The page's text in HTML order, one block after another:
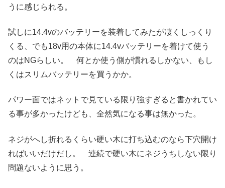
うに感じられる。
試しに14.4vのバッテリーを装着してみたが凄くしっくり
くる、でも18v用の本体に14.4vバッテリーを着けて使う
のはNGらしい。 何とか使う側が慣れるしかない、もし
くはスリムバッテリーを買うかか。
パワー面ではネットで見ている限り強すぎると書かれてい
る事が多かったけども、全然気になる事は無かった。
ネジがへし折れるくらい硬い木に打ち込むのなら下穴開け
ればいいだけだし。 連続で硬い木にネジうちしない限り
問題ないように思う。